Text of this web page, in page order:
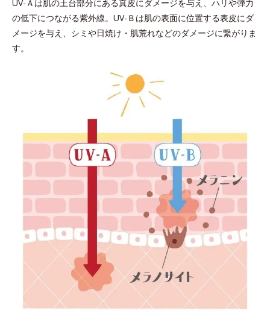
UV-Ａは肌の土台部分にある真皮にダメージを与え、ハリや弾力
の低下につながる紫外線。UV-Ｂは肌の表面に位置する表皮にダ
メージを与え、シミや日焼け・肌荒れなどのダメージに繋がりま
す。